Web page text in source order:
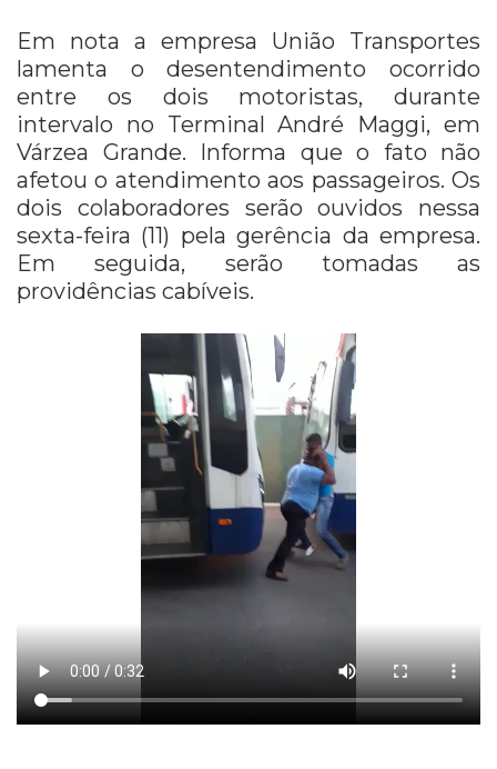
Em nota a empresa União Transportes
lamenta o desentendimento ocorrido
entre os dois motoristas, durante
intervalo no Terminal André Maggi, em
Várzea Grande. Informa que o fato não
afetou o atendimento aos passageiros. Os
dois colaboradores serão ouvidos nessa
sexta-feira (11) pela gerência da empresa.
Em seguida, serão tomadas as
providências cabíveis.